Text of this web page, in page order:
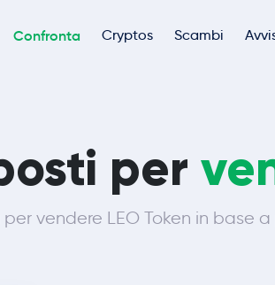
Confronta Cryptos Scambi
per
vendere LEO Token in base